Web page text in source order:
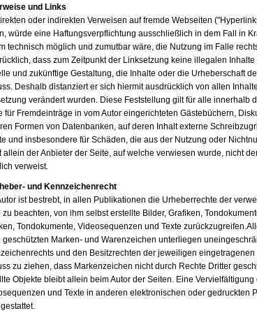
und Links
oder indirekten Verweisen auf fremde Webseiten
würde eine Haftungsverpflichtung ausschließlich in dem Fall in
technisch möglich und zumutbar wäre, die Nutzung im Falle
dass zum Zeitpunkt der Linksetzung keine illegalen
und zukünftige Gestaltung, die Inhalte oder die Urheberschaft
Deshalb distanziert er sich hiermit ausdrücklich von allen
verändert wurden. Diese Feststellung gilt für alle innerhalb
für Fremdeinträge in vom Autor eingerichteten Gästebüchern,
Formen von Datenbanken, auf deren Inhalt externe
und insbesondere für Schäden, die aus der Nutzung oder
allein der Anbieter der Seite, auf welche verwiesen wurde, nicht
verweist.
und Kennzeichenrecht
ist bestrebt, in allen Publikationen die Urheberrechte der
zu beachten, von ihm selbst erstellte Bilder, Grafiken,
Tondokumente, Videosequenzen und Texte
geschützten Marken- und Warenzeichen unterliegen
und den Besitzrechten der jeweiligen
zu ziehen, dass Markenzeichen nicht durch Rechte Dritter
Objekte bleibt allein beim Autor der Seiten. Eine
und Texte in anderen elektronischen oder gedruckten